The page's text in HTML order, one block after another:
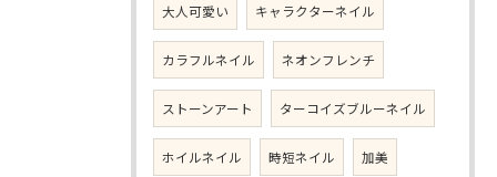
大人可愛い キャラクターネイル
カラフルネイル ネオンフレンチ
ストーンアート ターコイズブルーネイル
ホイルネイル 時短ネイル 加美